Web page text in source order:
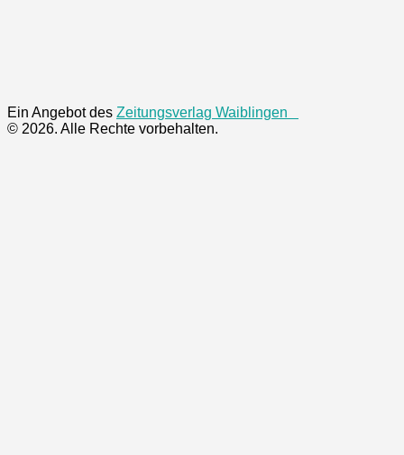
Ein Angebot des Zeitungsverlag Waiblingen
© 2026. Alle Rechte vorbehalten.